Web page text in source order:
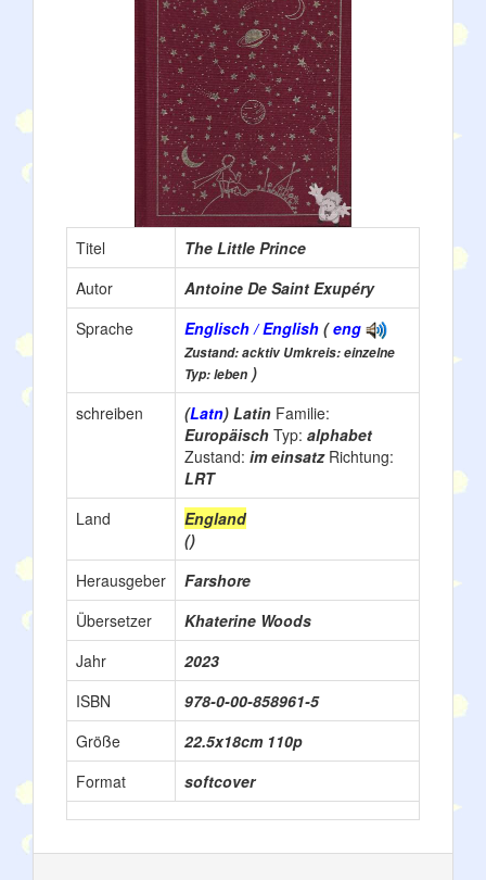
Titel
The Little Prince
Autor
Antoine De Saint Exupéry
Sprache
Englisch / English (eng
Zustand: acktiv Umkreis: einzelne
Typ: leben )
schreiben
(Latn) Latin Familie:
Europäisch Typ: alphabet
Zustand: im einsatz Richtung:
LRT
Land
England
()
Herausgeber
Farshore
Übersetzer
Khaterine Woods
Jahr
2023
ISBN
978-0-00-858961-5
Größe
22.5x18cm 110p
Format
softcover